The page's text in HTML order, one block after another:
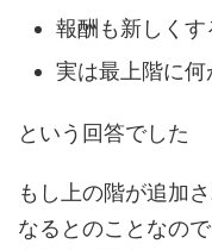
報酬も新しくす
実は最上階に
という回答でした
もし上の階が追加さ
なるとのことなの